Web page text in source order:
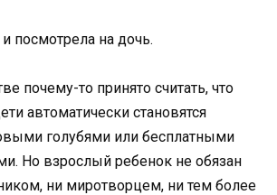
посмотрела на дочь.
почему-то принято считать, что
автоматически становятся
голубями или бесплатными
Но взрослый ребенок не обязан
ни миротворцем, ни тем более